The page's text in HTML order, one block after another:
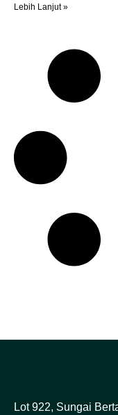
Lebih Lanjut »
Lot 922, Sungai